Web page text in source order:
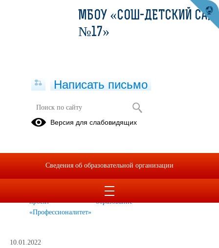
Профориентационная работа
Родителям Педагогам
Участие в
проект
«Профессионалитет»
Предпрофессиональное
образование
10.01.2022
МБОУ «СОШ-ДЕТСКИЙ САД
№17»
Написать письмо
Версия для слабовидящих
Сведения об образовательной организации